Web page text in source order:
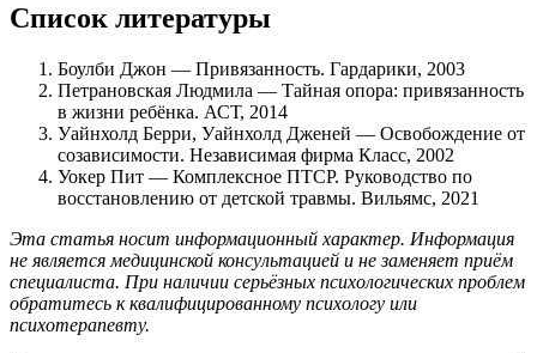
Список литературы
Боулби Джон — Привязанность. Гардарики, 2003
Петрановская Людмила — Тайная опора: привязанность
в жизни ребёнка. АСТ, 2014
Уайнхолд Берри, Уайнхолд Дженей — Освобождение от
созависимости. Независимая фирма Класс, 2002
Уокер Пит — Комплексное ПТСР. Руководство по
восстановлению от детской травмы. Вильямс, 2021
Эта статья носит информационный характер. Информация
не является медицинской консультацией и не заменяет приём
специалиста. При наличии серьёзных психологических проблем
обратитесь к квалифицированному психологу или
психотерапевту.